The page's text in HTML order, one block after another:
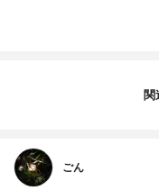
関
ごん